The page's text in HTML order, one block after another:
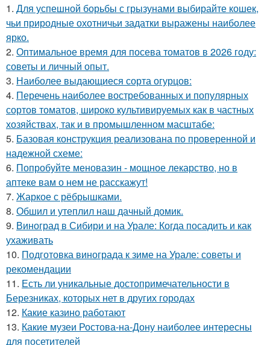
1. Для успешной борьбы с грызунами выбирайте кошек,
чьи природные охотничьи задатки выражены наиболее
ярко.
2. Оптимальное время для посева томатов в 2026 году:
советы и личный опыт.
3. Наиболее выдающиеся сорта огурцов:
4. Перечень наиболее востребованных и популярных
сортов томатов, широко культивируемых как в частных
хозяйствах, так и в промышленном масштабе:
5. Базовая конструкция реализована по проверенной и
надежной схеме:
6. Попробуйте меновазин - мощное лекарство, но в
аптеке вам о нем не расскажут!
7. Жаркое с рёбрышками.
8. Обшил и утеплил наш дачный домик.
9. Виноград в Сибири и на Урале: Когда посадить и как
ухаживать
10. Подготовка винограда к зиме на Урале: советы и
рекомендации
11. Есть ли уникальные достопримечательности в
Березниках, которых нет в других городах
12. Какие казино работают
13. Какие музеи Ростова-на-Дону наиболее интересны
для посетителей